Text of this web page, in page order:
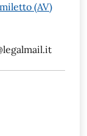
(AV)